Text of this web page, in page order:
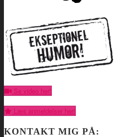
Se video her!
Læs anmeldelser her!
KONTAKT MIG PÅ: